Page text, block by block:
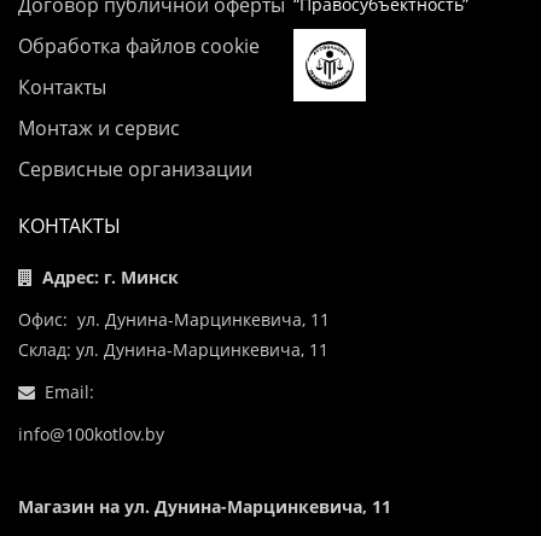
Договор публичной оферты
Обработка файлов cookie
Контакты
Монтаж и сервис
Сервисные организации
“Правосубъектность”
КОНТАКТЫ
Адрес: г. Минск
Офис: ул. Дунина-Марцинкевича, 11
Склад: ул. Дунина-Марцинкевича, 11
Email:
info@100kotlov.by
Магазин на ул. Дунина-Марцинкевича, 11